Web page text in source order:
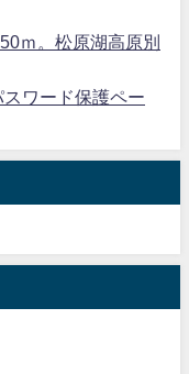
ｍ。松原湖高原別
スワード保護ペー